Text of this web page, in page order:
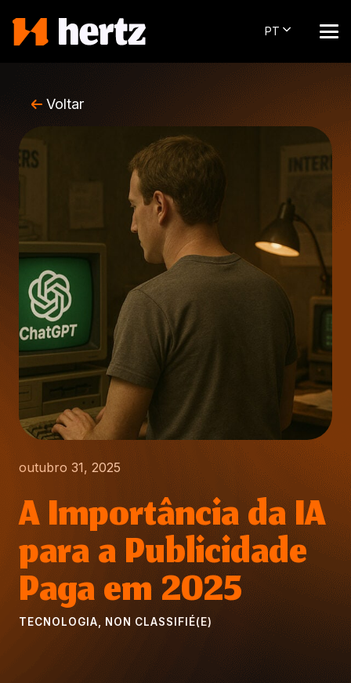
PT
Voltar
outubro 31, 2025
A Importância da IA
para a Publicidade
Paga em 2025
TECNOLOGIA NON CLASSIFIÉ(E)